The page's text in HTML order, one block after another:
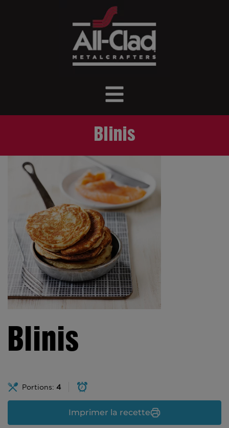
Blinis
Blinis
Portions: 4
Imprimer la recette